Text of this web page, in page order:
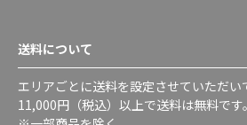
送料について
エリアごとに送料を設定させていただ
11,000円（税込）以上で送料は無料です。